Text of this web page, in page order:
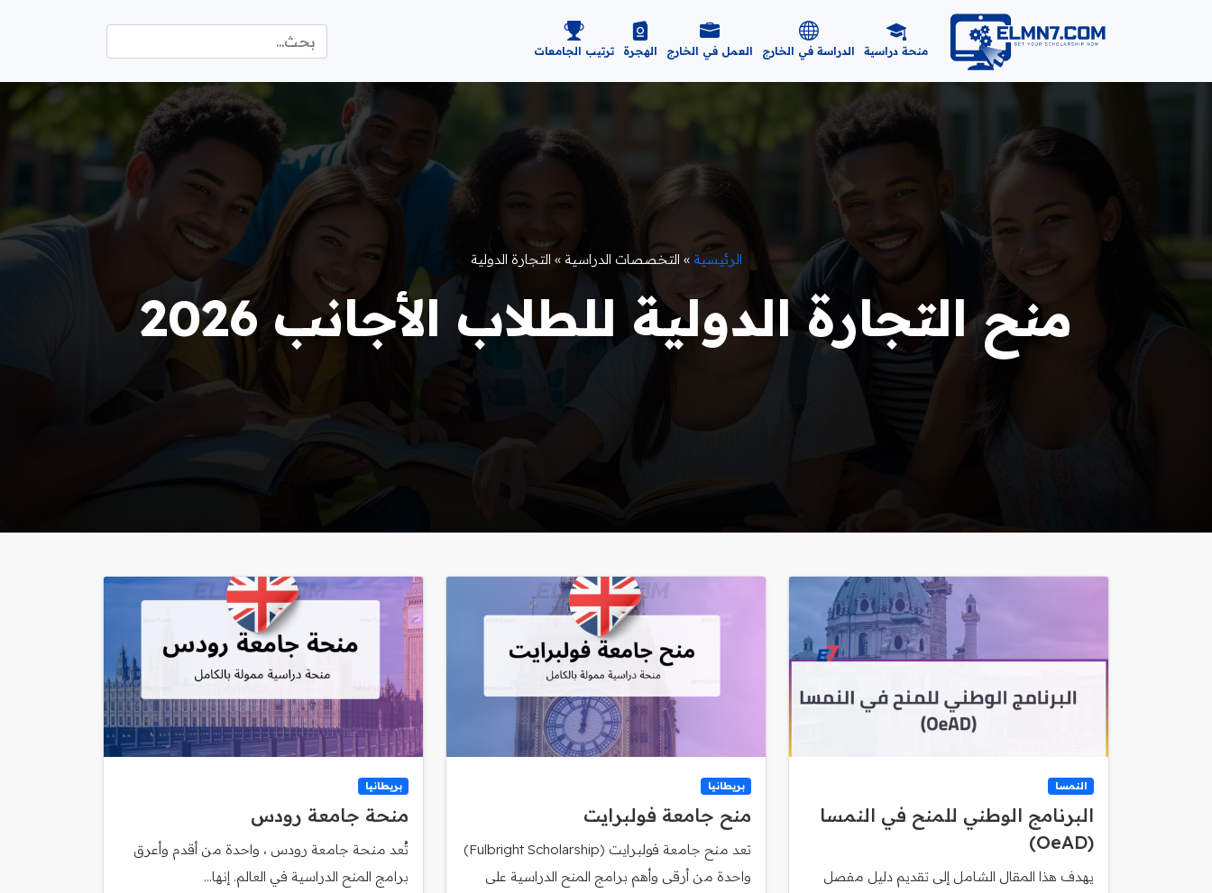
منحة دراسية الدراسة في الخارج العمل في الخارج الهجرة ترتيب الجامعات
الرئيسية » التخصصات الدراسية » التجارة الدولية
منح التجارة الدولية للطلاب الأجانب 2026
النمسا
البرنامج الوطني للمنح في النمسا
(OeAD)
يهدف هذا المقال الشامل إلى تقديم دليل مفصل
بريطانيا
منح جامعة فولبرايت
تعد منح جامعة فولبرايت (Fulbright Scholarship)
واحدة من أرقى وأهم برامج المنح الدراسية على
بريطانيا
منحة جامعة رودس
تُعد منحة جامعة رودس ، واحدة من أقدم وأعرق
برامج المنح الدراسية في العالم. إنها...